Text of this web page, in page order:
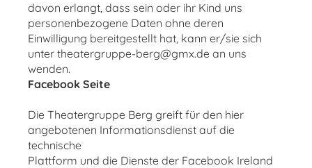
davon erlangt, dass sein oder ihr Kind uns
personenbezogene Daten ohne deren
Einwilligung bereitgestellt hat, kann er/sie sich
unter theatergruppe-berg@gmx.de an uns
wenden.
Facebook Seite
Die Theatergruppe Berg greift für den hier
angebotenen Informationsdienst auf die
technische
Plattform und die Dienste der Facebook Ireland